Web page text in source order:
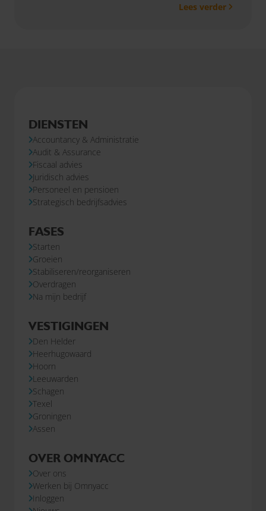
uitval, verhoog je de inzetbaarheid en voldoe je aan je
Lees verder
DIENSTEN
Accountancy & Administratie
Audit & Assurance
Fiscaal advies
Juridisch advies
Personeel en pensioen
Strategisch bedrijfsadvies
FASES
Starten
Groeien
Stabiliseren/reorganiseren
Overdragen
Na mijn bedrijf
VESTIGINGEN
Den Helder
Heerhugowaard
Hoorn
Leeuwarden
Schagen
Texel
Groningen
Assen
OVER OMNYACC
Over ons
Werken bij Omnyacc
Inloggen